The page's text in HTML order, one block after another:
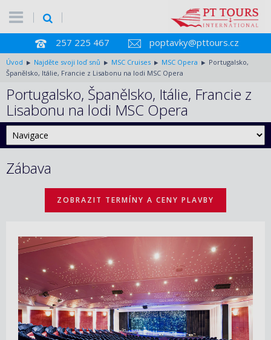
257 225 467 poptavky@pttours.cz
Úvod Najděte svoji loď snů MSC Cruises MSC Opera
Portugalsko,
Španělsko, Itálie, Francie z Lisabonu na lodi MSC Opera
Portugalsko, Španělsko, Itálie, Francie z
Lisabonu na lodi MSC Opera
Zábava
ZOBRAZIT TERMÍNY A CENY PLAVBY